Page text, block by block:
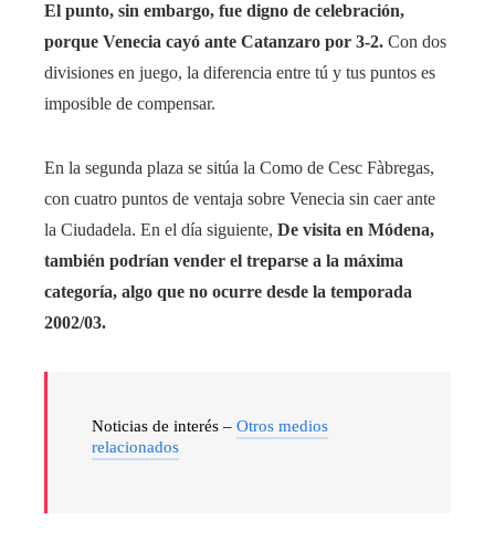
El punto, sin embargo, fue digno de celebración,
porque Venecia cayó ante Catanzaro por 3-2. Con dos
divisiones en juego, la diferencia entre tú y tus puntos es
imposible de compensar.
En la segunda plaza se sitúa la Como de Cesc Fàbregas,
con cuatro puntos de ventaja sobre Venecia sin caer ante
la Ciudadela. En el día siguiente, De visita en Módena,
también podrían vender el treparse a la máxima
categoría, algo que no ocurre desde la temporada
2002/03.
Noticias de interés – Otros medios
relacionados